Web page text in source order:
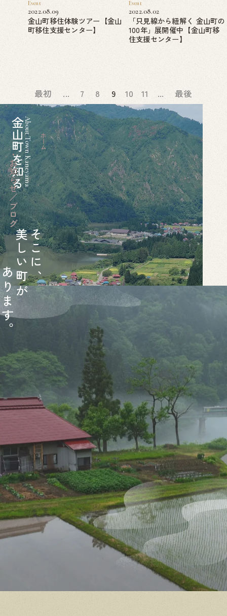
Event
2022.08.09
金山町移住体験ツアー【金山
町移住支援センター】
Event
2022.08.02
「只見線から紐解く 金山町の
100年」展開催中【金山町移
住支援センター】
最初 ... 7 8 9 10 11 ... 最後
金山町を知るAbout Town Kaneyama ホーム
お知らせ／ブログ
そ
こ
に
、
美
し
い
町
が